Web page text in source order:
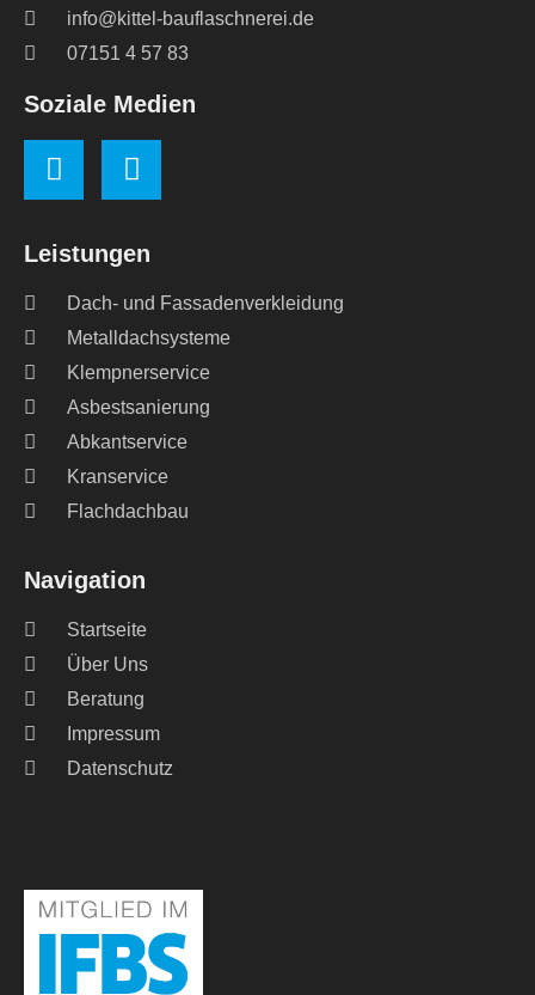
Navigation
Startseite
Über Uns
Beratung
Impressum
Datenschutz
Leistungen
Dach- und Fassadenverkleidung
Metalldachsysteme
Klempnerservice
Asbestsanierung
Abkantservice
Kranservice
Flachdachbau
info@kittel-bauflaschnerei.de
07151 4 57 83
Soziale Medien